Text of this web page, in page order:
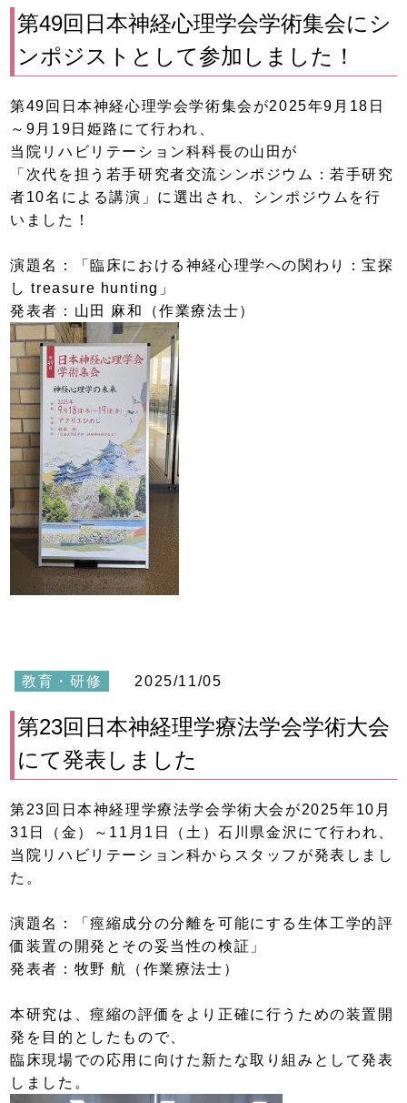
第49回日本神経心理学会学術集会にシ
ンポジストとして参加しました！
第49回日本神経心理学会学術集会が2025年9月18日
～9月19日姫路にて行われ、
当院リハビリテーション科科長の山田が
「次代を担う若手研究者交流シンポジウム：若手研究
者10名による講演」に選出され、シンポジウムを行
いました！
演題名：「臨床における神経心理学への関わり：宝探
し treasure hunting」
発表者：山田 麻和（作業療法士）
教育・研修 2025/11/05
第23回日本神経理学療法学会学術大会
にて発表しました
第23回日本神経理学療法学会学術大会が2025年10月
31日（金）～11月1日（土）石川県金沢にて行われ、
当院リハビリテーション科からスタッフが発表しまし
た。
演題名：「痙縮成分の分離を可能にする生体工学的評
価装置の開発とその妥当性の検証」
発表者：牧野 航（作業療法士）
本研究は、痙縮の評価をより正確に行うための装置開
発を目的としたもので、
臨床現場での応用に向けた新たな取り組みとして発表
しました。